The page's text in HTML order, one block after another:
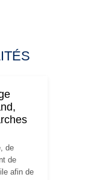
de
de
afin de